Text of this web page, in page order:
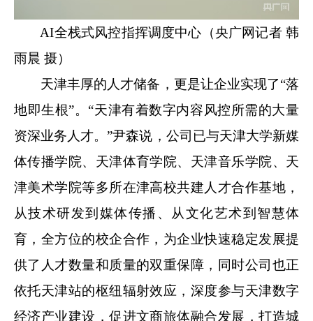
AI全栈式风控指挥调度中心（央广网记者 韩
雨晨 摄）
天津丰厚的人才储备，更是让企业实现了“落
地即生根”。“天津有着数字内容风控所需的大量
资深业务人才。”尹森说，公司已与天津大学新媒
体传播学院、天津体育学院、天津音乐学院、天
津美术学院等多所在津高校共建人才合作基地，
从技术研发到媒体传播、从文化艺术到智慧体
育，全方位的校企合作，为企业快速稳定发展提
供了人才数量和质量的双重保障，同时公司也正
依托天津站的枢纽辐射效应，深度参与天津数字
经济产业建设，促进文商旅体融合发展，打造城